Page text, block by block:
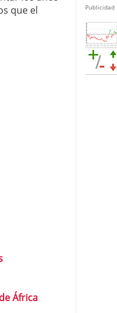
que el
África
Publicidad